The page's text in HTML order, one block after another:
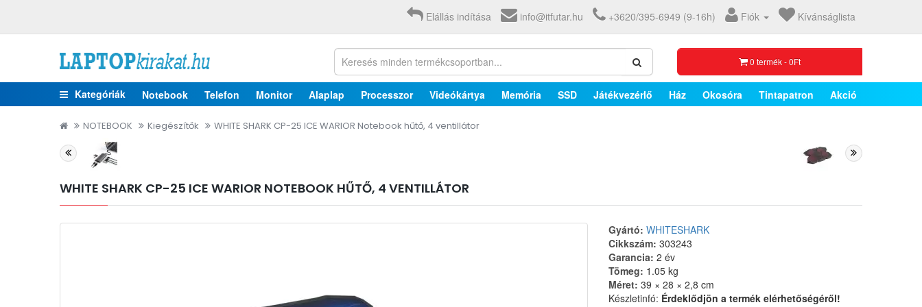
Elállás indítása info@itfutar.hu +3620/395-6949 (9-16h) Fiók Kívánságlista
0 termék - 0Ft
Kategóriák Notebook Telefon Monitor Alaplap Processzor Videókártya Memória SSD Játékvezérlő Ház Okosóra Tintapatron Akció
NOTEBOOK Kiegészítők WHITE SHARK CP-25 ICE WARIOR Notebook hűtő, 4 ventillátor
WHITE SHARK CP-25 ICE WARIOR NOTEBOOK HŰTŐ, 4 VENTILLÁTOR
Gyártó: WHITESHARK
Cikkszám: 303243
Garancia: 2 év
Tömeg: 1.05 kg
Méret: 39 × 28 × 2,8 cm
Készletinfó: Érdeklődjön a termék elérhetőségéről!